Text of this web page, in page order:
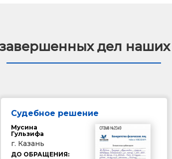
дел наших
Судебное решение
Мусина
Гульзифа
г. Казань
ДО ОБРАЩЕНИЯ: